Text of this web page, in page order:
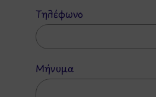
Τηλέφωνο
Μήνυμα